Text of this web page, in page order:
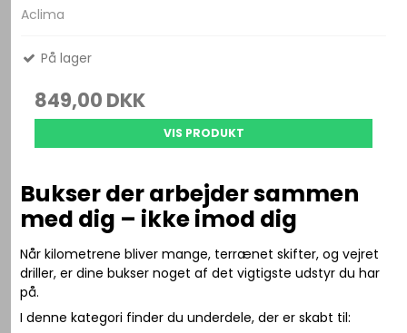
Aclima
På lager
849,00 DKK
VIS PRODUKT
Bukser der arbejder sammen
med dig – ikke imod dig
Når kilometrene bliver mange, terrænet skifter, og vejret
driller, er dine bukser noget af det vigtigste udstyr du har
på.
I denne kategori finder du underdele, der er skabt til: